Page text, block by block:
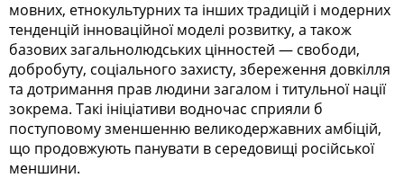
мовних, етнокультурних та інших традицій і модерних
тенденцій інноваційної моделі розвитку, а також
базових загальнолюдських цінностей — свободи,
добробуту, соціального захисту, збереження довкілля
та дотримання прав людини загалом і титульної нації
зокрема. Такі ініціативи водночас сприяли б
поступовому зменшенню великодержавних амбіцій,
що продовжують панувати в середовищі російської
меншини.